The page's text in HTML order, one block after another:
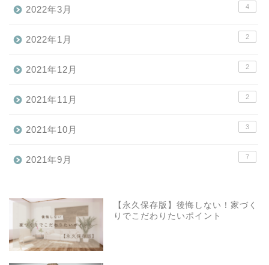
2022年3月 4
2022年1月 2
2021年12月 2
2021年11月 2
2021年10月 3
2021年9月 7
【永久保存版】後悔しない！家づく
りでこだわりたいポイント